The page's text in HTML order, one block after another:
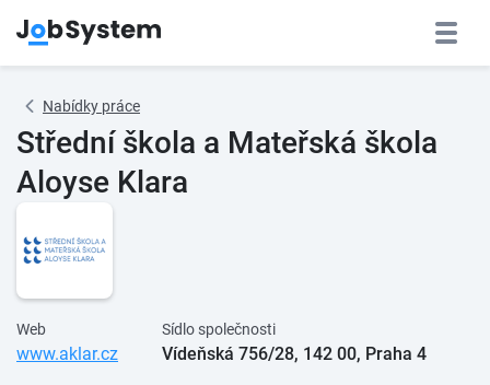
Nabídky práce
Střední škola a Mateřská škola
Aloyse Klara
Web
www.aklar.cz
Sídlo společnosti
Vídeňská 756/28, 142 00, Praha 4